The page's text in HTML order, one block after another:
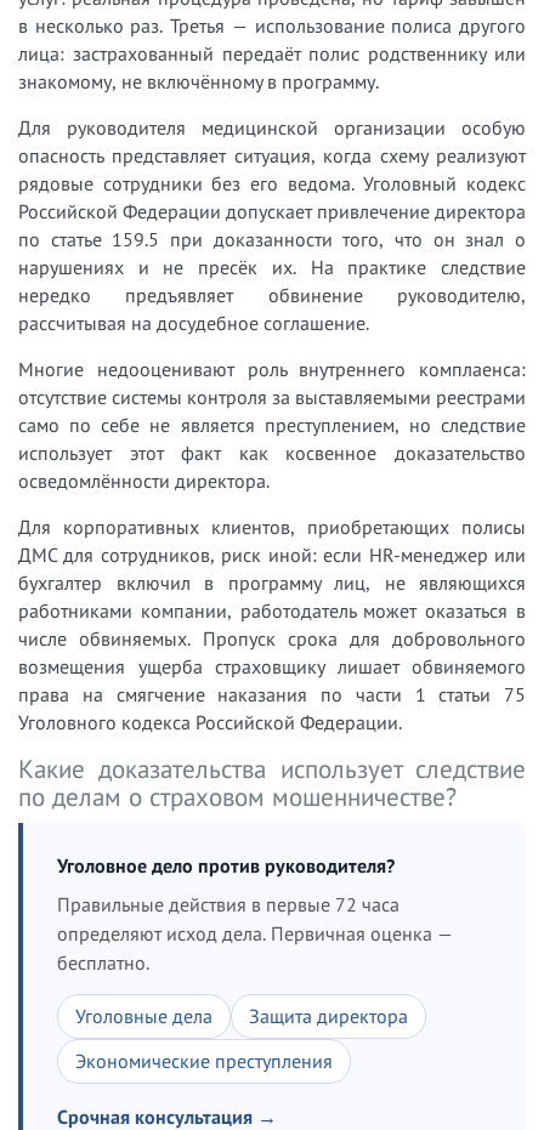
в несколько раз. Третья — использование полиса другого
лица: застрахованный передаёт полис родственнику или
знакомому, не включённому в программу.
Для руководителя медицинской организации особую
опасность представляет ситуация, когда схему реализуют
рядовые сотрудники без его ведома. Уголовный кодекс
Российской Федерации допускает привлечение директора
по статье 159.5 при доказанности того, что он знал о
нарушениях и не пресёк их. На практике следствие
нередко предъявляет обвинение руководителю,
рассчитывая на досудебное соглашение.
Многие недооценивают роль внутреннего комплаенса:
отсутствие системы контроля за выставляемыми реестрами
само по себе не является преступлением, но следствие
использует этот факт как косвенное доказательство
осведомлённости директора.
Для корпоративных клиентов, приобретающих полисы
ДМС для сотрудников, риск иной: если HR-менеджер или
бухгалтер включил в программу лиц, не являющихся
работниками компании, работодатель может оказаться в
числе обвиняемых. Пропуск срока для добровольного
возмещения ущерба страховщику лишает обвиняемого
права на смягчение наказания по части 1 статьи 75
Уголовного кодекса Российской Федерации.
Какие доказательства использует следствие
по делам о страховом мошенничестве?
Уголовное дело против руководителя?
Правильные действия в первые 72 часа
определяют исход дела. Первичная оценка —
бесплатно.
Уголовные дела
Защита директора
Экономические преступления
Срочная консультация →